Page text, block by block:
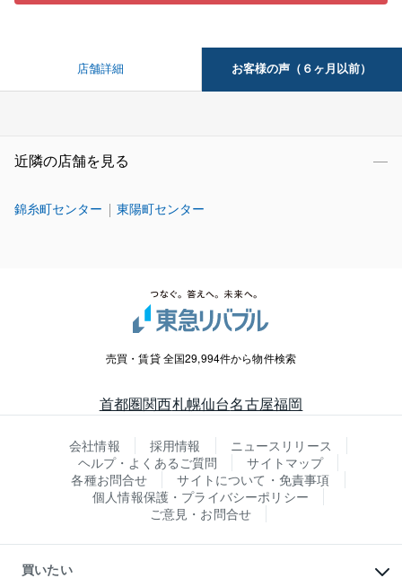
店舗詳細 お客様の声（６ヶ月以前）
近隣の店舗を見る
錦糸町センター 東陽町センター
売買・賃貸 全国29,994件から物件検索
首都圏関西札幌仙台名古屋福岡
会社情報 採用情報
ニュースリリース
ヘルプ・よくあるご質問
サイトマップ
各種お問合せ
サイトについて・免責事項
個人情報保護・プライバシーポリシー
ご意見・お問合せ
買いたい